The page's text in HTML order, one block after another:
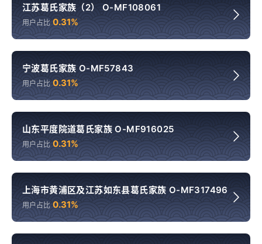
江苏葛氏家族（2） O-MF108061
用户占比 0.31%
宁波葛氏家族 O-MF57843
用户占比 0.31%
山东平度院道葛氏家族 O-MF916025
用户占比 0.31%
上海市黄浦区及江苏如东县葛氏家族 O-MF317496
用户占比 0.31%